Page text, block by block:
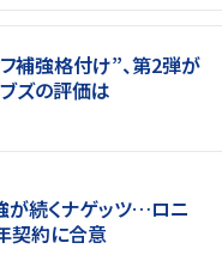
補強格付け”、第2弾が
ズの評価は
が続くナゲッツ…ロニ
契約に合意